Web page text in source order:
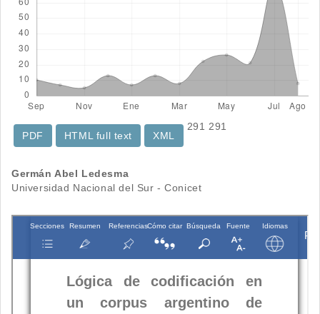
291
PDF
291
HTML full text
XML
Contenido
del
artículo
Germán Abel Ledesma
Universidad Nacional del Sur - Conicet